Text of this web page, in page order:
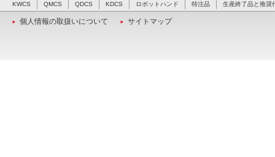
KWCS
QMCS QDCS KDCS ロボットハンド 特注品 生産終了品と推奨
個人情報の取扱いについて サイトマップ